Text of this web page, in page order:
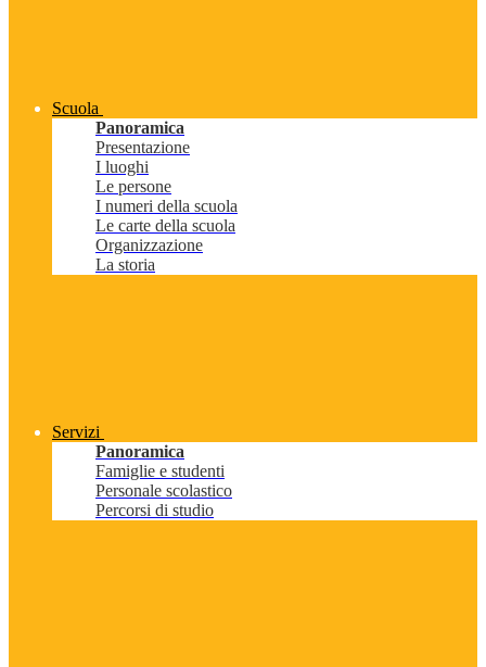
Scuola
Panoramica
Presentazione
I luoghi
Le persone
I numeri della scuola
Le carte della scuola
Organizzazione
La storia
Servizi
Panoramica
Famiglie e studenti
Personale scolastico
Percorsi di studio